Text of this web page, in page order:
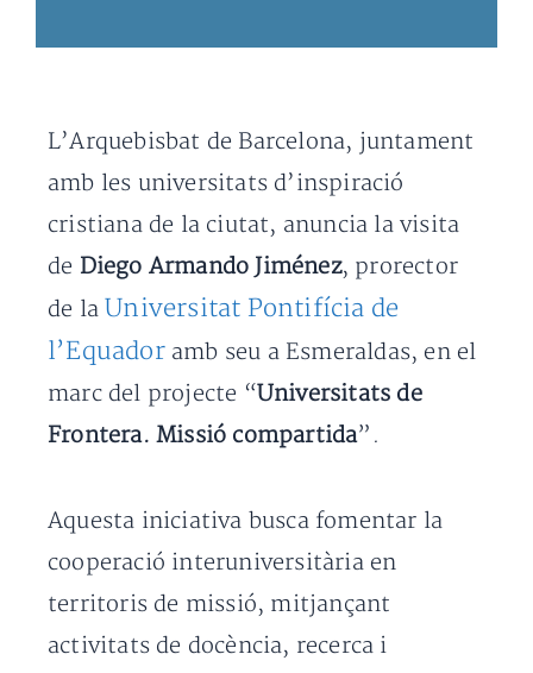
L’Arquebisbat de Barcelona, juntament
amb les universitats d’inspiració
cristiana de la ciutat, anuncia la visita
de Diego Armando Jiménez, prorector
de la Universitat Pontifícia de
l’Equadoramb seu a Esmeraldas, en el
marc del projecte “Universitats de
Frontera. Missió compartida”.
Aquesta iniciativa busca fomentar la
cooperació interuniversitària en
territoris de missió, mitjançant
activitats de docència, recerca i